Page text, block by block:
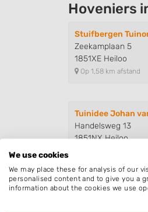
Hoveniers
Stuifbergen
Zeekamplaan 5
1851XE Heiloo
Op 1,58 km afstand
Tuinidee Johan
Handelsweg 13
1851NX Heiloo
Kater
We use cookies
We may place these for analysis of our
personalised content and to give you a
information about the cookies we use